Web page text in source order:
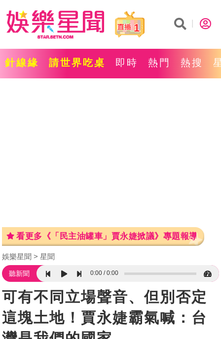
1
針線緣 請世界吃桌 即時 熱門 熱搜
看更多《「民主油罐車」賈永婕掀議》專題報導
娛樂星聞 星聞
聽新聞 0:00 0:00
可有不同立場聲音、但別否定
這塊土地！賈永婕霸氣喊：台